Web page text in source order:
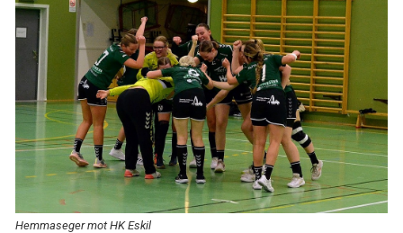
DOKUMENT
KONTAKT
LIVESÄNDNING
Hemmaseger mot HK Eskil